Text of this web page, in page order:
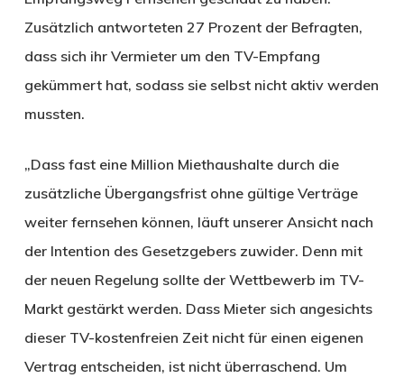
Zusätzlich antworteten 27 Prozent der Befragten,
dass sich ihr Vermieter um den TV-Empfang
gekümmert hat, sodass sie selbst nicht aktiv werden
mussten.
„Dass fast eine Million Miethaushalte durch die
zusätzliche Übergangsfrist ohne gültige Verträge
weiter fernsehen können, läuft unserer Ansicht nach
der Intention des Gesetzgebers zuwider. Denn mit
der neuen Regelung sollte der Wettbewerb im TV-
Markt gestärkt werden. Dass Mieter sich angesichts
dieser TV-kostenfreien Zeit nicht für einen eigenen
Vertrag entscheiden, ist nicht überraschend. Um